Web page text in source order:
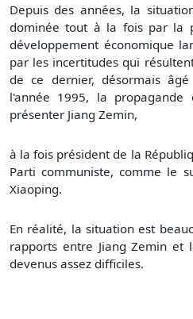
Depuis des années, la
dominée tout à la fois par la
développement économique
par les incertitudes qui
de ce dernier, désormais
l'année 1995, la propagande
présenter Jiang Zemin,
à la fois président de la
Parti communiste, comme le
Xiaoping.
En réalité, la situation est
rapports entre Jiang Zemin et
devenus assez difficiles.